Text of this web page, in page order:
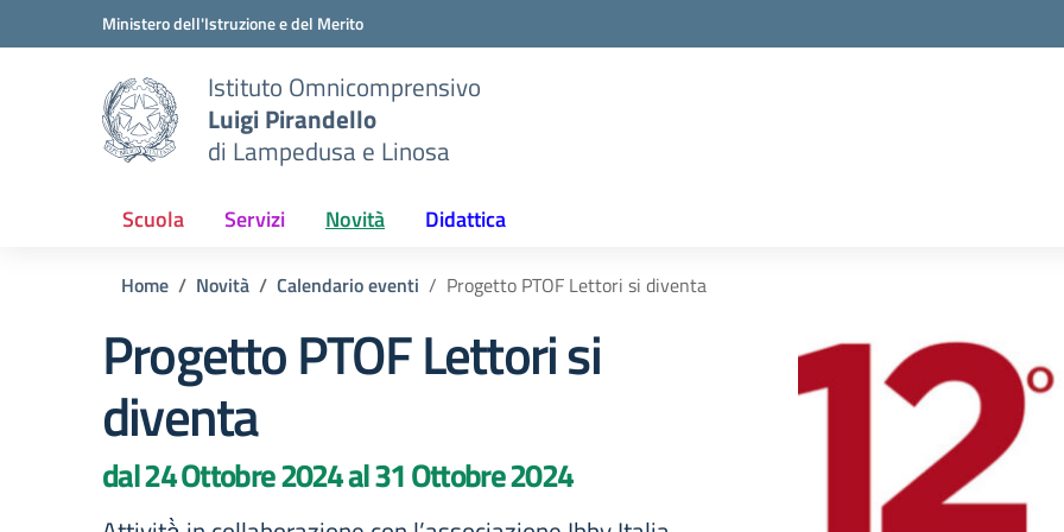
Vai ai contenuti
Vai al menu di navigazioneMinistero dell'Istruzione e del Merito
Istituto Omnicomprensivo
Luigi Pirandello
di Lampedusa e Linosa
Scuola Servizi Novità Didattica
Home Novità Calendario eventi Progetto PTOF Lettori si diventa
Progetto PTOF Lettori si
diventa
dal 24 Ottobre 2024 al 31 Ottobre 2024